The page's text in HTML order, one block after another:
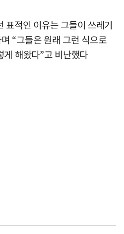
표적인 이유는 그들이 쓰레기
“그들은 원래 그런 식으로
해왔다”고 비난했다